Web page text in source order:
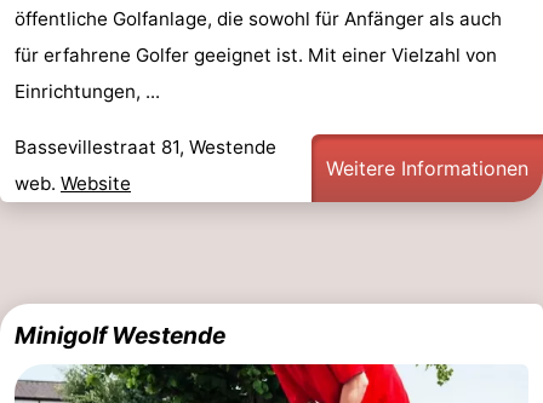
öffentliche Golfanlage, die sowohl für Anfänger als auch
für erfahrene Golfer geeignet ist. Mit einer Vielzahl von
Einrichtungen, ...
Bassevillestraat 81, Westende
web. Website
Weitere Informationen
Minigolf Westende